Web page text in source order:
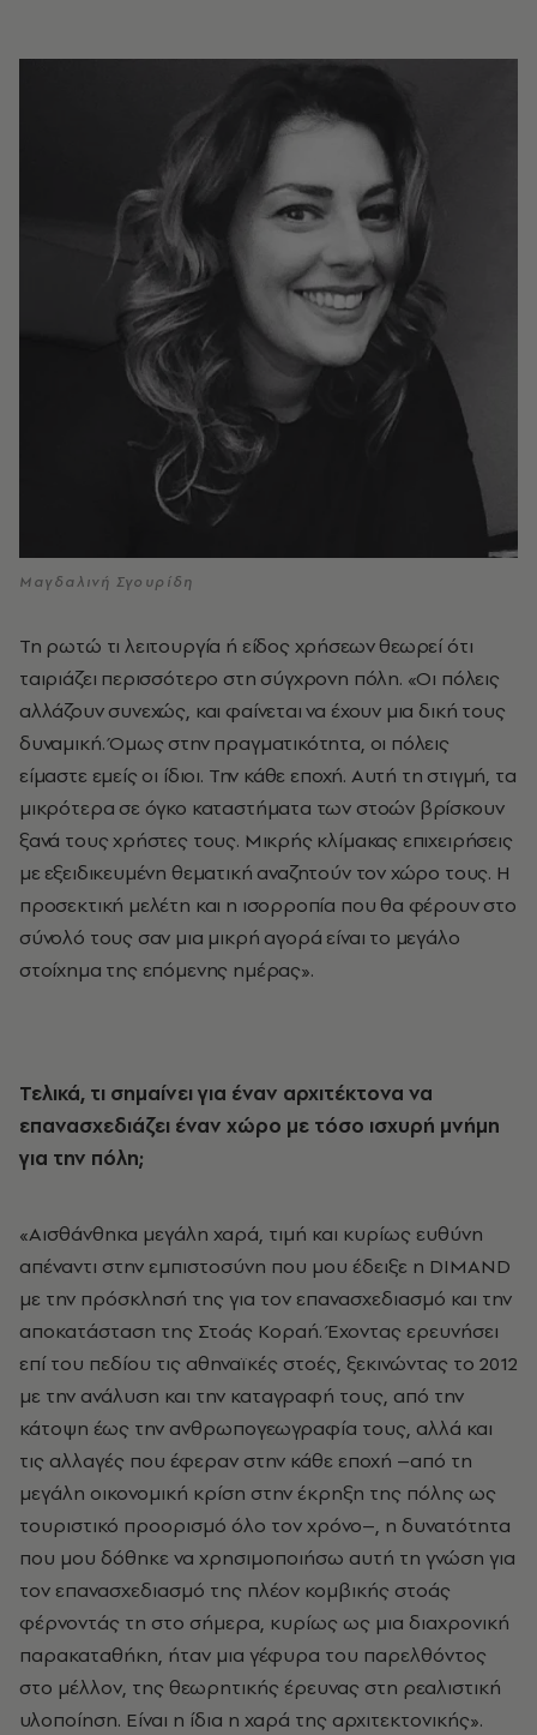
Mαγδαλινή Σγουρίδη
Τη ρωτώ τι λειτουργία ή είδος χρήσεων θεωρεί ότι
ταιριάζει περισσότερο στη σύγχρονη πόλη. «Οι πόλεις
αλλάζουν συνεχώς, και φαίνεται να έχουν μια δική τους
δυναμική. Όμως στην πραγματικότητα, οι πόλεις
είμαστε εμείς οι ίδιοι. Την κάθε εποχή. Αυτή τη στιγμή, τα
μικρότερα σε όγκο καταστήματα των στοών βρίσκουν
ξανά τους χρήστες τους. Μικρής κλίμακας επιχειρήσεις
με εξειδικευμένη θεματική αναζητούν τον χώρο τους. Η
προσεκτική μελέτη και η ισορροπία που θα φέρουν στο
σύνολό τους σαν μια μικρή αγορά είναι το μεγάλο
στοίχημα της επόμενης ημέρας».
Τελικά, τι σημαίνει για έναν αρχιτέκτονα να
επανασχεδιάζει έναν χώρο με τόσο ισχυρή μνήμη
για την πόλη;
«Αισθάνθηκα μεγάλη χαρά, τιμή και κυρίως ευθύνη
απέναντι στην εμπιστοσύνη που μου έδειξε η DIMAND
με την πρόσκλησή της για τον επανασχεδιασμό και την
αποκατάσταση της Στοάς Κοραή. Έχοντας ερευνήσει
επί του πεδίου τις αθηναϊκές στοές, ξεκινώντας το 2012
με την ανάλυση και την καταγραφή τους, από την
κάτοψη έως την ανθρωπογεωγραφία τους, αλλά και
τις αλλαγές που έφεραν στην κάθε εποχή –από τη
μεγάλη οικονομική κρίση στην έκρηξη της πόλης ως
τουριστικό προορισμό όλο τον χρόνο–, η δυνατότητα
που μου δόθηκε να χρησιμοποιήσω αυτή τη γνώση για
τον επανασχεδιασμό της πλέον κομβικής στοάς
φέρνοντάς τη στο σήμερα, κυρίως ως μια διαχρονική
παρακαταθήκη, ήταν μια γέφυρα του παρελθόντος
στο μέλλον, της θεωρητικής έρευνας στη ρεαλιστική
υλοποίηση. Είναι η ίδια η χαρά της αρχιτεκτονικής».